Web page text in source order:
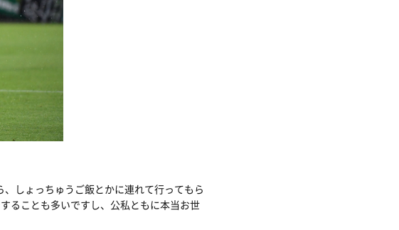
しょっちゅうご飯とかに連れて行ってもら
ることも多いですし、公私ともに本当お世